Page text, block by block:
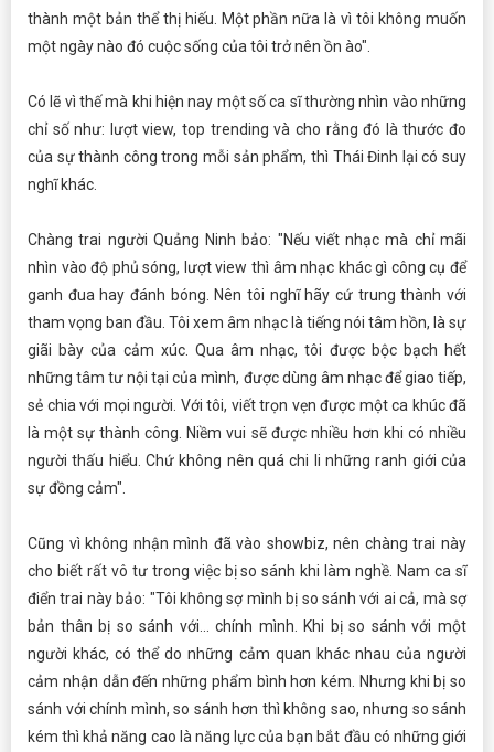
thành một bản thể thị hiếu. Một phần nữa là vì tôi không muốn
một ngày nào đó cuộc sống của tôi trở nên ồn ào".
Có lẽ vì thế mà khi hiện nay một số ca sĩ thường nhìn vào những
chỉ số như: lượt view, top trending và cho rằng đó là thước đo
của sự thành công trong mỗi sản phẩm, thì Thái Đinh lại có suy
nghĩ khác.
Chàng trai người Quảng Ninh bảo: "Nếu viết nhạc mà chỉ mãi
nhìn vào độ phủ sóng, lượt view thì âm nhạc khác gì công cụ để
ganh đua hay đánh bóng. Nên tôi nghĩ hãy cứ trung thành với
tham vọng ban đầu. Tôi xem âm nhạc là tiếng nói tâm hồn, là sự
giãi bày của cảm xúc. Qua âm nhạc, tôi được bộc bạch hết
những tâm tư nội tại của mình, được dùng âm nhạc để giao tiếp,
sẻ chia với mọi người. Với tôi, viết trọn vẹn được một ca khúc đã
là một sự thành công. Niềm vui sẽ được nhiều hơn khi có nhiều
người thấu hiểu. Chứ không nên quá chi li những ranh giới của
sự đồng cảm".
Cũng vì không nhận mình đã vào showbiz, nên chàng trai này
cho biết rất vô tư trong việc bị so sánh khi làm nghề. Nam ca sĩ
điển trai này bảo: "Tôi không sợ mình bị so sánh với ai cả, mà sợ
bản thân bị so sánh với... chính mình. Khi bị so sánh với một
người khác, có thể do những cảm quan khác nhau của người
cảm nhận dẫn đến những phẩm bình hơn kém. Nhưng khi bị so
sánh với chính mình, so sánh hơn thì không sao, nhưng so sánh
kém thì khả năng cao là năng lực của bạn bắt đầu có những giới